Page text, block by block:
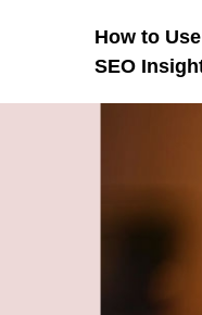
How to
SEO